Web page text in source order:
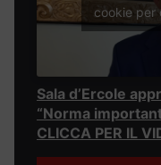
cookie per
Sala d’Ercole
“Norma
CLICCA PER IL